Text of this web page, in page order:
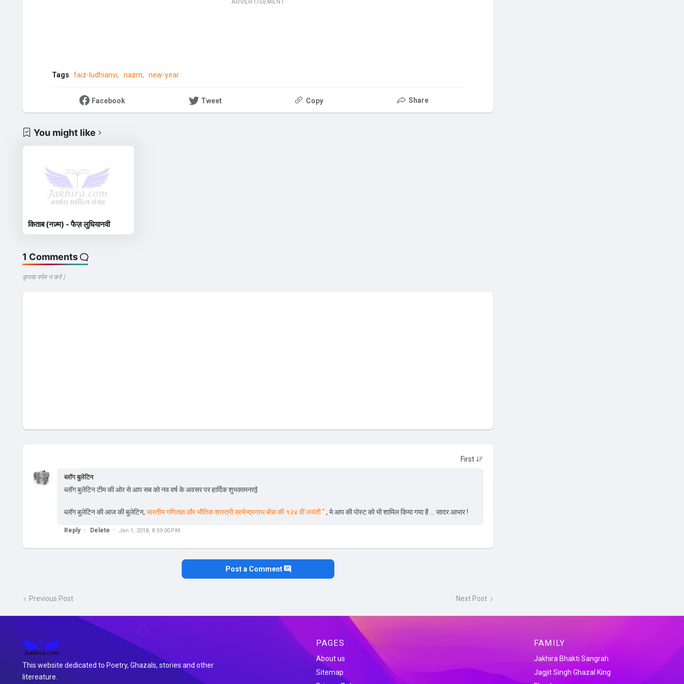
ADVERTISEMENT
Tags faiz-ludhianvi nazm new-year
Facebook Tweet Copy Share
You might like
किताब (नज़्म) - फैज़ लुधियानवी
1 Comments
कृपया स्पेम न करे |
ब्लॉग बुलेटिन
ब्लॉग बुलेटिन टीम की ओर से आप सब को नव वर्ष के अवसर पर हार्दिक शुभकामनाएं|
ब्लॉग बुलेटिन की आज की बुलेटिन,भारतीय गणितज्ञ और भौतिक शास्त्री सत्येन्द्रनाथ बोस की १२४ वीं जयंती “, मे आप की पोस्ट को भी शामिल किया गया है ... सादर आभार !
Reply Delete Jan 1, 2018, 8:59:00 PM
Post a Comment
Previous Post Next Post
This website dedicated to Poetry, Ghazals, stories and other
litereature.
PAGES
About us
Sitemap
FAMILY
Jakhira Bhakti Sangrah
Jagjit Singh Ghazal King